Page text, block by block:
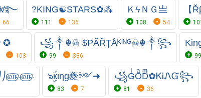
66
?KING☯︎STARS✿⁂
111 136
ＫϟＮＧ亗
108 54
【
✪
103
꧁༒☬☠ $PÃŘŢÅᴷᴵᴺᴳ☠︎☬༒꧂
99 336 99
๖ۣۜкιηg夔༻➜
83 7
꧁GͥOͣDͫ✿ᏦᎥᏁᏳ꧂
81 36